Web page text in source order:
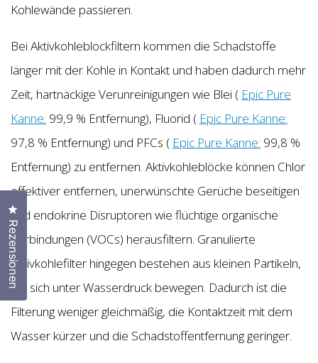
Kohlewände passieren.
Bei Aktivkohleblockfiltern kommen die Schadstoffe
länger mit der Kohle in Kontakt und haben dadurch mehr
Zeit, hartnäckige Verunreinigungen wie Blei ( Epic Pure
Kanne: 99,9 % Entfernung), Fluorid ( Epic Pure Kanne:
97,8 % Entfernung) und PFCs ( Epic Pure Kanne: 99,8 %
Entfernung) zu entfernen. Aktivkohleblöcke können Chlor
effektiver entfernen, unerwünschte Gerüche beseitigen
und endokrine Disruptoren wie flüchtige organische
Verbindungen (VOCs) herausfiltern. Granulierte
Aktivkohlefilter hingegen bestehen aus kleinen Partikeln,
die sich unter Wasserdruck bewegen. Dadurch ist die
Filterung weniger gleichmäßig, die Kontaktzeit mit dem
Wasser kürzer und die Schadstoffentfernung geringer.
Rezensionen
Klicken Sie, um den Bewertungsdialog zu öffnen